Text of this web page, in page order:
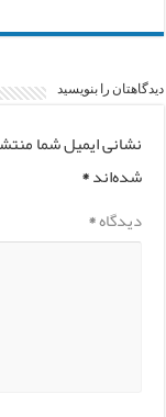
دیدگاهتان را بنویسید
نشانی ایمیل شما
شده‌اند*
دیدگاه*